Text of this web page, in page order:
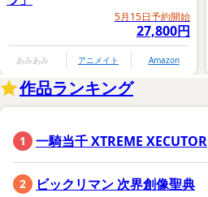
5月15日予約開始
27,800円
あみあみ アニメイト Amazon
作品ランキング
一騎当千 XTREME XECUTOR
ビックリマン 次界創像聖典